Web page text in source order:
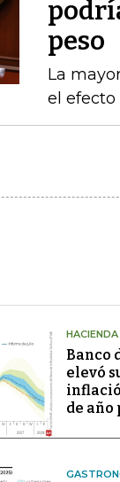
peso
La
el
HACIENDA
Banco
elevó
de año